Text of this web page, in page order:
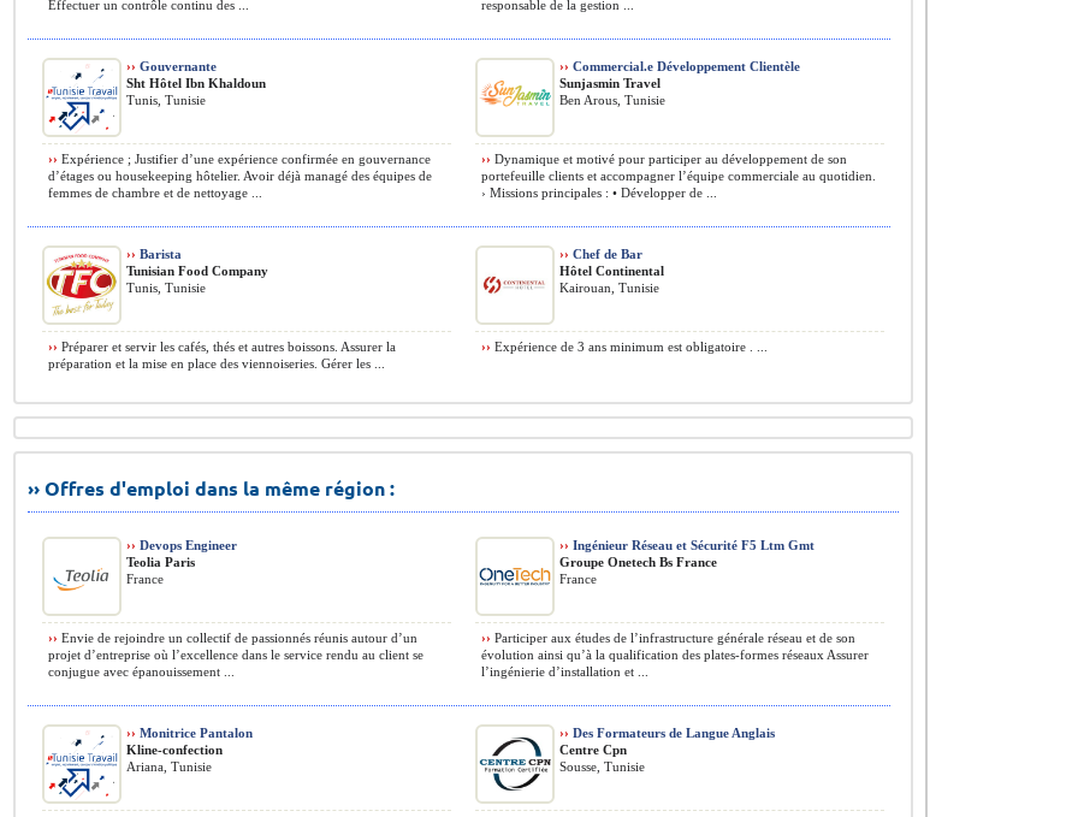
Effectuer un contrôle continu des ...
responsable de la gestion ...
›› Gouvernante
Sht Hôtel Ibn Khaldoun
Tunis, Tunisie
›› Expérience ; Justifier d’une expérience confirmée en gouvernance
d’étages ou housekeeping hôtelier. Avoir déjà managé des équipes de
femmes de chambre et de nettoyage ...
›› Commercial.e Développement Clientèle
Sunjasmin Travel
Ben Arous, Tunisie
›› Dynamique et motivé pour participer au développement de son
portefeuille clients et accompagner l’équipe commerciale au quotidien.
› Missions principales : • Développer de ...
›› Barista
Tunisian Food Company
Tunis, Tunisie
›› Préparer et servir les cafés, thés et autres boissons. Assurer la
préparation et la mise en place des viennoiseries. Gérer les ...
›› Chef de Bar
Hôtel Continental
Kairouan, Tunisie
›› Expérience de 3 ans minimum est obligatoire . ...
›› Offres d'emploi dans la même région :
›› Devops Engineer
Teolia Paris
France
›› Envie de rejoindre un collectif de passionnés réunis autour d’un
projet d’entreprise où l’excellence dans le service rendu au client se
conjugue avec épanouissement ...
›› Ingénieur Réseau et Sécurité F5 Ltm Gmt
Groupe Onetech Bs France
France
›› Participer aux études de l’infrastructure générale réseau et de son
évolution ainsi qu’à la qualification des plates-formes réseaux Assurer
l’ingénierie d’installation et ...
›› Monitrice Pantalon
Kline-confection
Ariana, Tunisie
›› Des Formateurs de Langue Anglais
Centre Cpn
Sousse, Tunisie